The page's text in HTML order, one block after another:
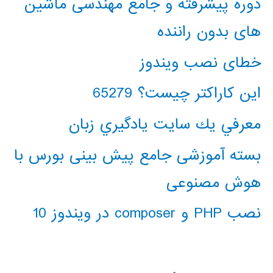
های بدون راننده
خطای نصب ویندوز
این کاراکتر چیست؟ 65279
معرفي يك سايت يادگيري زبان
بسته آموزشی جامع پیش بینی بورس با
هوش مصنوعی
نصب PHP و composer در ویندوز 10